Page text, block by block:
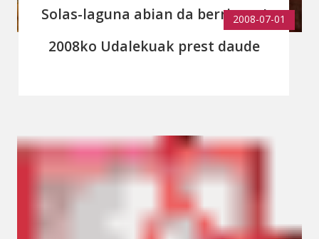
Solas-laguna abian da berriz ere!
2008-07-01
2008ko Udalekuak prest daude